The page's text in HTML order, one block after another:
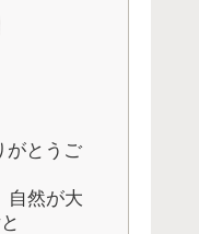
がとうご
自然が大